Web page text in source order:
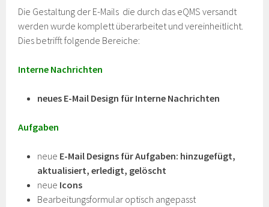
Die Gestaltung der E-Mails die durch das eQMS versandt
werden wurde komplett überarbeitet und vereinheitlicht.
Dies betrifft folgende Bereiche:
Interne Nachrichten
neues E-Mail Design für Interne Nachrichten
Aufgaben
neue E-Mail Designs für Aufgaben: hinzugefügt,
aktualisiert, erledigt, gelöscht
neue Icons
Bearbeitungsformular optisch angepasst